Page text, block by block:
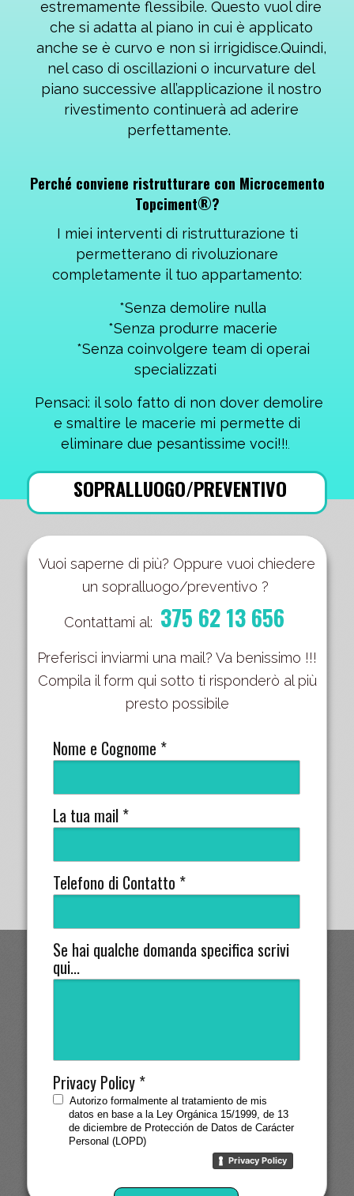
Copyright © 2016. Aviso Legal
Vuoi saperne di più? Oppure vuoi chiedere
un sopralluogo/preventivo ?
Contattami al: 375 62 13 656
Preferisci inviarmi una mail? Va benissimo !!!
Compila il form qui sotto ti risponderò al più
presto possibile
Nome e Cognome *
La tua mail *
Telefono di Contatto *
Se hai qualche domanda specifica scrivi
qui...
Privacy Policy *
Autorizo formalmente al tratamiento de mis
datos en base a la Ley Orgánica 15/1999, de 13
de diciembre de Protección de Datos de Carácter
Personal (LOPD)
Privacy Policy
SOPRALLUOGO/PREVENTIVO
estremamente flessibile. Questo vuol dire
che si adatta al piano in cui è applicato
anche se è curvo e non si irrigidisce.Quindi,
nel caso di oscillazioni o incurvature del
piano successive all’applicazione il nostro
rivestimento continuerà ad aderire
perfettamente.
Perché conviene ristrutturare con Microcemento
Topciment®?
I miei interventi di ristrutturazione ti
permetterano di rivoluzionare
completamente il tuo appartamento:
*Senza demolire nulla
*Senza produrre macerie
*Senza coinvolgere team di operai
specializzati
Pensaci: il solo fatto di non dover demolire
e smaltire le macerie mi permette di
eliminare due pesantissime voci!!!.